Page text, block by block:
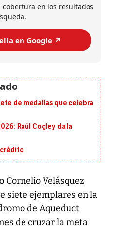
en los resultados
en Google ↗️
de medallas que celebra
Raúl Cogley da la
crédito
Cornelio Velásquez
siete ejemplares en la
de Aqueduct
de cruzar la meta